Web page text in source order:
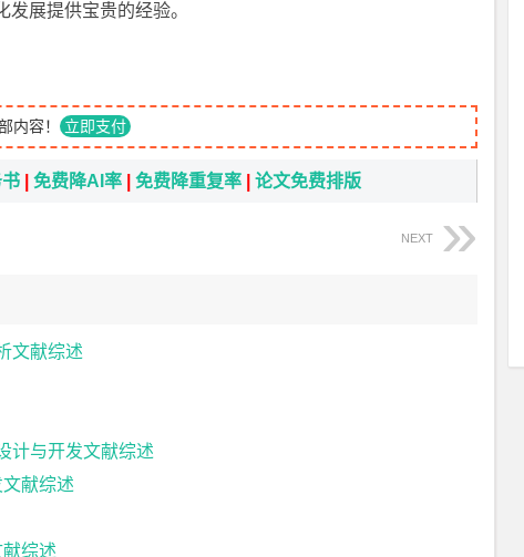
展提供宝贵的经验。
内容！ 立即支付
免费降AI率 免费降重复率 论文免费排版
NEXT
文献综述
计与开发文献综述
献综述
综述